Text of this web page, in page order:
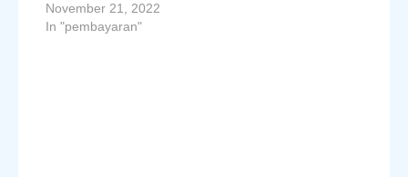
November 21, 2022
In "pembayaran"